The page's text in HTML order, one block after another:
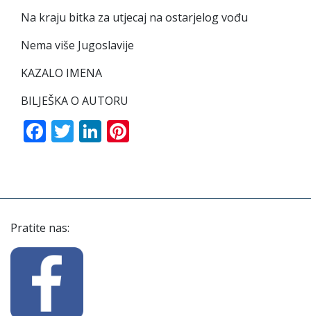
Na kraju bitka za utjecaj na ostarjelog vođu
Nema više Jugoslavije
KAZALO IMENA
BILJEŠKA O AUTORU
Facebook
TwitterLinkedIn
Pratite nas: